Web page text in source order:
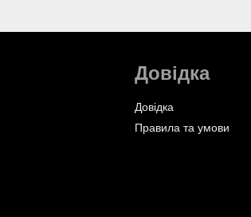
Довідка
Довідка
Правила та умови